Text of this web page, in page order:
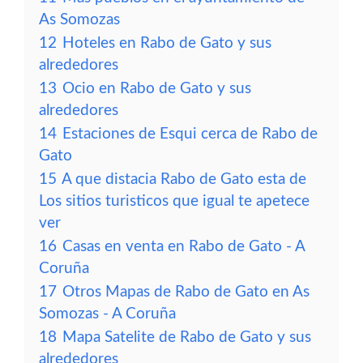
As Somozas
12 Hoteles en Rabo de Gato y sus
alrededores
13 Ocio en Rabo de Gato y sus
alrededores
14 Estaciones de Esqui cerca de Rabo de
Gato
15 A que distacia Rabo de Gato esta de
Los sitios turisticos que igual te apetece
ver
16 Casas en venta en Rabo de Gato - A
Coruña
17 Otros Mapas de Rabo de Gato en As
Somozas - A Coruña
18 Mapa Satelite de Rabo de Gato y sus
alrededores